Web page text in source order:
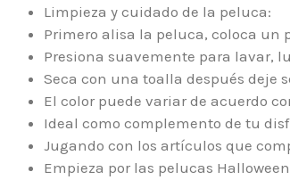
Limpieza y cuidado de la peluca:
Primero alisa la peluca, coloca un
Presiona suavemente para lavar,
Seca con una toalla después deje
El color puede variar de acuerdo
Ideal como complemento de tu
Jugando con los artículos que
Empieza por las pelucas